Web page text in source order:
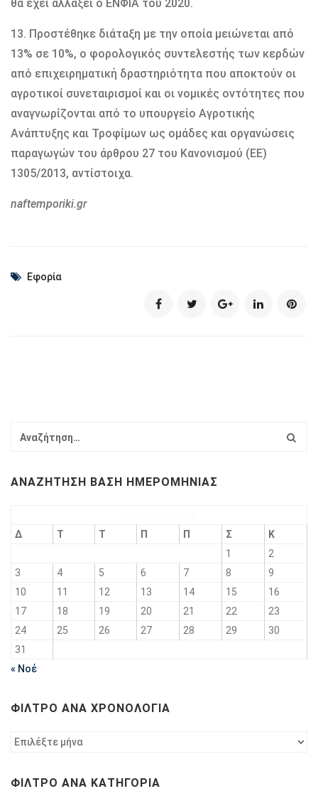
θα έχει αλλάξει ο ΕΝΦΙΑ του 2020.
13. Προστέθηκε διάταξη με την οποία μειώνεται από
13% σε 10%, ο φορολογικός συντελεστής των κερδών
από επιχειρηματική δραστηριότητα που αποκτούν οι
αγροτικοί συνεταιρισμοί και οι νομικές οντότητες που
αναγνωρίζονται από το υπουργείο Αγροτικής
Ανάπτυξης και Τροφίμων ως ομάδες και οργανώσεις
παραγωγών του άρθρου 27 του Κανονισμού (ΕΕ)
1305/2013, αντίστοιχα.
naftemporiki.gr
Εφορία
ΑΝΑΖΉΤΗΣΗ ΒΆΣΗ ΗΜΕΡΟΜΗΝΊΑΣ
Δ
Τ Τ Π Π Σ
Κ
1
2
3
4 5 6 7 8
9
10
11 12 13 14 15
16
17
18 19 20 21 22
23
24
25 26 27 28 29
30
31
« Νοέ
ΦΊΛΤΡΟ ΑΝΆ ΧΡΟΝΟΛΟΓΊΑ
Φίλτρο
ΦΊΛΤΡΟ ΑΝΆ ΚΑΤΗΓΟΡΊΑ